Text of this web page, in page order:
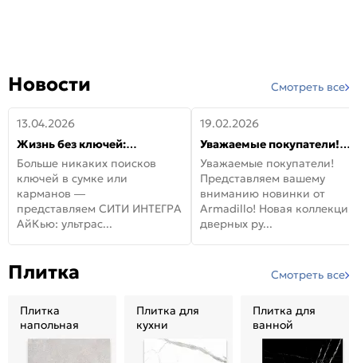
Новости Смотреть все
13.04.2026
Жизнь без ключей:
встречайте новую дверь
СИТИ ИНТЕГРА АйКью!
Больше никаких поисков
ключей в сумке или
карманов —
представляем СИТИ ИНТЕГРА
АйКью: ультрас...
19.02.2026
Уважаемые покупатели!
Представляем вашему
вниманию новинки от
Armadillo!
Уважаемые покупатели!
Представляем вашему
вниманию новинки от
Armadillo! Новая коллекция
дверных ру...
Плитка Смотреть все
Плитка
напольная
Плитка для
кухни
Плитка для
ванной